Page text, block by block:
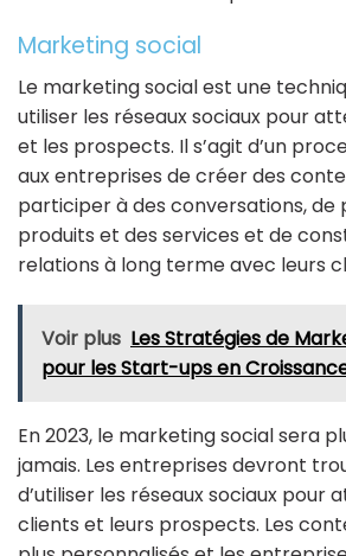
Marketing social
Le marketing social est une
utiliser les réseaux sociaux pour
et les prospects. Il s’agit d’un
aux entreprises de créer des
participer à des conversations, de
produits et des services et de
relations à long terme avec leurs
Voir plus Les Stratégies de
pour les Start-ups en
En 2023, le marketing social sera
jamais. Les entreprises devront
d’utiliser les réseaux sociaux pour
clients et leurs prospects. Les